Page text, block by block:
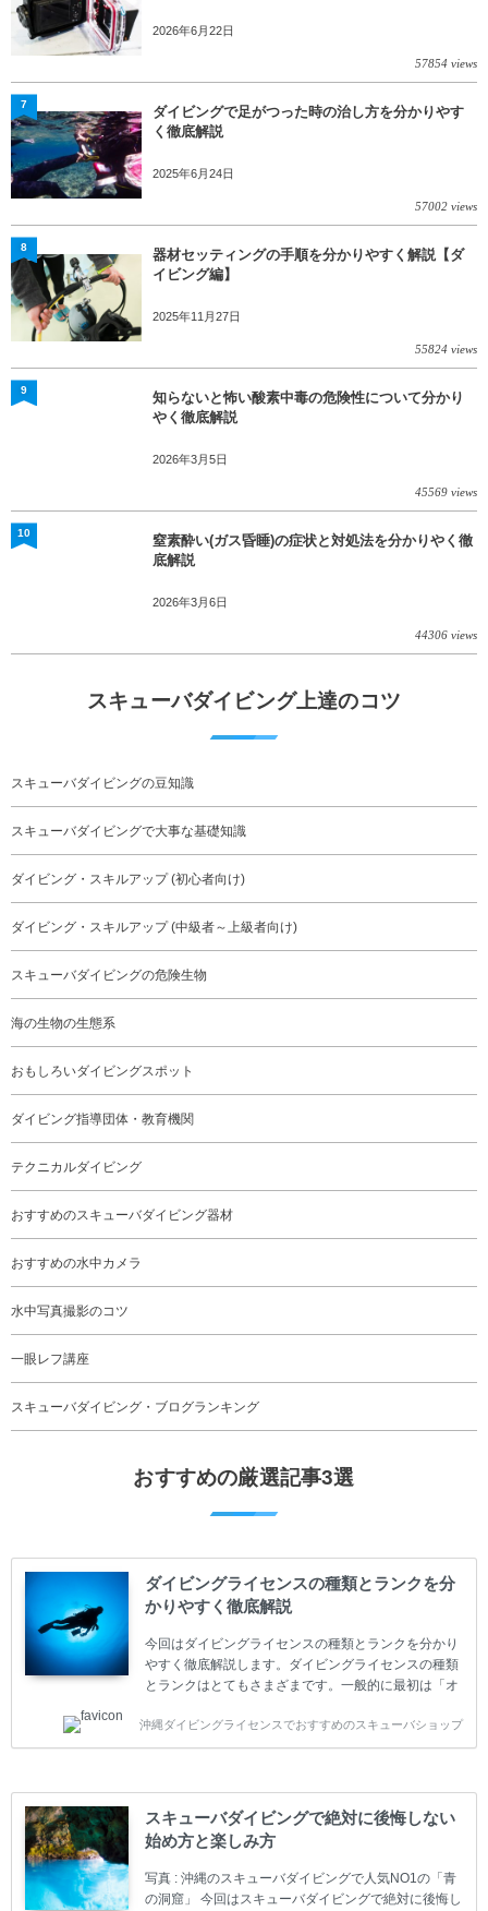
2026年6月22日
57854 views
ダイビングで足がつった時の治し方を分かりやす
く徹底解説
2025年6月24日
57002 views
7
器材セッティングの手順を分かりやすく解説【ダ
イビング編】
2025年11月27日
55824 views
8
知らないと怖い酸素中毒の危険性について分かり
やく徹底解説
2026年3月5日
45569 views
9
窒素酔い(ガス昏睡)の症状と対処法を分かりやく徹
底解説
2026年3月6日
44306 views
10
スキューバダイビング上達のコツ
スキューバダイビングの豆知識
スキューバダイビングで大事な基礎知識
ダイビング・スキルアップ (初心者向け)
ダイビング・スキルアップ (中級者～上級者向け)
スキューバダイビングの危険生物
海の生物の生態系
おもしろいダイビングスポット
ダイビング指導団体・教育機関
テクニカルダイビング
おすすめのスキューバダイビング器材
おすすめの水中カメラ
水中写真撮影のコツ
一眼レフ講座
スキューバダイビング・ブログランキング
おすすめの厳選記事3選
ダイビングライセンスの種類とランクを分
かりやすく徹底解説
今回はダイビングライセンスの種類とランクを分かり
やすく徹底解説します。ダイビングライセンスの種類
とランクはとてもさまざまです。一般的に最初は「オ
す。 ダイビングのライセンスカードはダイビングの教
育機関もしくは指導団体が発行しています。教育機関
ダイバーの育成・指導や安全管理、環境保全などの活
動をしています。 ダイビングライセンスの種類はエン
トリーレベルのライセンスからプロレベルのライセン
スまでランク分けされています。各教育機関(指導団
体)によってライセンスカードの名称、トレーニング内
容に違いがありま...
沖縄ダイビングライセンスでおすすめのスキューバショップ
スキューバダイビングで絶対に後悔しない
始め方と楽しみ方
写真 : 沖縄のスキューバダイビングで人気NO1の「青
の洞窟」 今回はスキューバダイビングで絶対に後悔し